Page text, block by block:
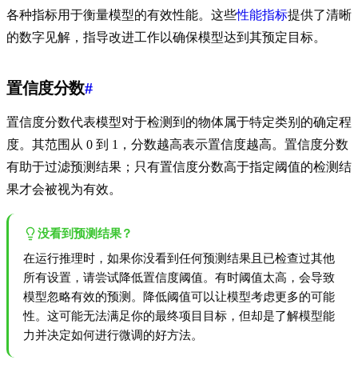
各种指标用于衡量模型的有效性能。这些性能指标提供了清晰
的数字见解，指导改进工作以确保模型达到其预定目标。
置信度分数#
置信度分数代表模型对于检测到的物体属于特定类别的确定程
度。其范围从 0 到 1，分数越高表示置信度越高。置信度分数
有助于过滤预测结果；只有置信度分数高于指定阈值的检测结
果才会被视为有效。
没看到预测结果？
在运行推理时，如果你没看到任何预测结果且已检查过其他
所有设置，请尝试降低置信度阈值。有时阈值太高，会导致
模型忽略有效的预测。降低阈值可以让模型考虑更多的可能
性。这可能无法满足你的最终项目目标，但却是了解模型能
力并决定如何进行微调的好方法。